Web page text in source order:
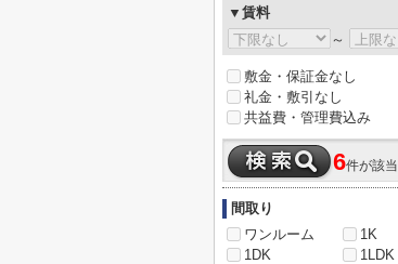
▼賃料
～
敷金・保証金なし
礼金・敷引なし
共益費・管理費込み
6件が該当
間取り
ワンルーム
1K
1DK
1LDK